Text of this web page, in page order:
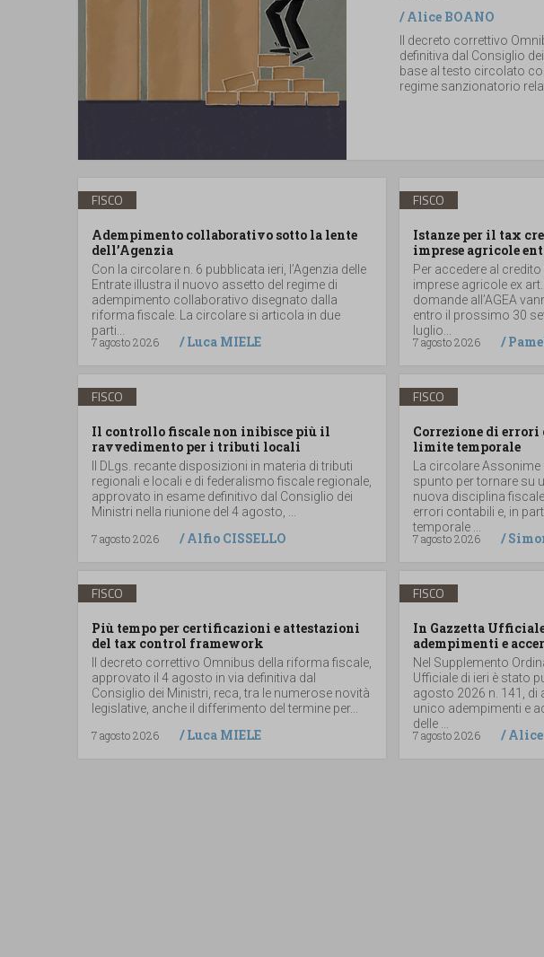
/Alice BOANO
Il decreto correttivo
definitiva dal Consiglio
base al testo circolato
regime sanzionatorio
FISCO
Adempimento collaborativo sotto la lente
dell’Agenzia
Con la circolare n. 6 pubblicata ieri, l’Agenzia delle
Entrate illustra il nuovo assetto del regime di
adempimento collaborativo disegnato dalla
riforma fiscale. La circolare si articola in due
parti...
7 agosto 2026
/Luca MIELE
FISCO
Il controllo fiscale non inibisce più il
ravvedimento per i tributi locali
Il DLgs. recante disposizioni in materia di tributi
regionali e locali e di federalismo fiscale regionale,
approvato in esame definitivo dal Consiglio dei
Ministri nella riunione del 4 agosto, ...
7 agosto 2026
/Alfio CISSELLO
FISCO
Più tempo per certificazioni e attestazioni
del tax control framework
Il decreto correttivo Omnibus della riforma fiscale,
approvato il 4 agosto in via definitiva dal
Consiglio dei Ministri, reca, tra le numerose novità
legislative, anche il differimento del termine per...
7 agosto 2026
/Luca MIELE
FISCO
Istanze per il tax
imprese agricole
Per accedere al
imprese agricole ex
domande all’AGEA
entro il prossimo 30
luglio...
7 agosto 2026
/
FISCO
Correzione di
limite temporale
La circolare
spunto per tornare su
nuova disciplina
errori contabili e, in
temporale ...
7 agosto 2026
/
FISCO
In Gazzetta
adempimenti e
Nel Supplemento
Ufficiale di ieri è stato
agosto 2026 n. 141, di
unico adempimenti e
delle ...
7 agosto 2026
/Alice